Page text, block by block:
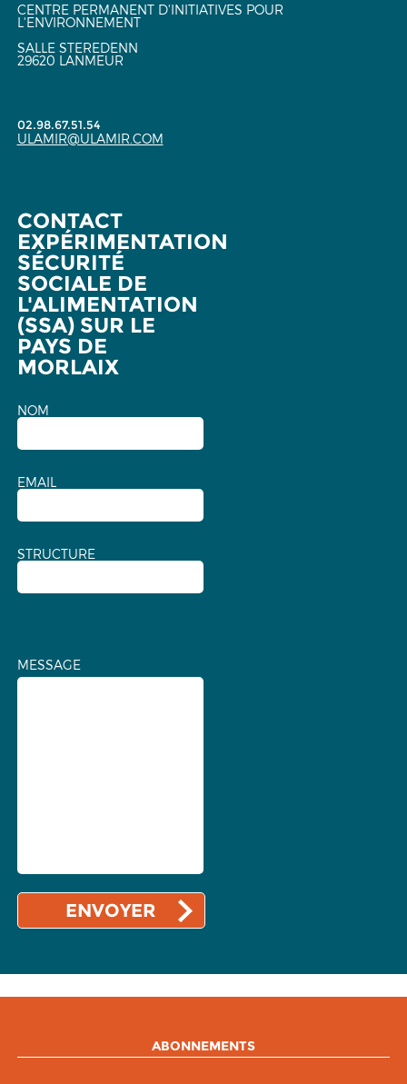
CENTRE PERMANENT D'INITIATIVES POUR
L'ENVIRONNEMENT
SALLE STEREDENN
29620 LANMEUR
02.98.67.51.54
ULAMIR@ULAMIR.COM
CONTACT
EXPÉRIMENTATION
SÉCURITÉ
SOCIALE DE
L'ALIMENTATION
(SSA) SUR LE
PAYS DE
MORLAIX
NOM
EMAIL
STRUCTURE
MESSAGE
ABONNEMENTS